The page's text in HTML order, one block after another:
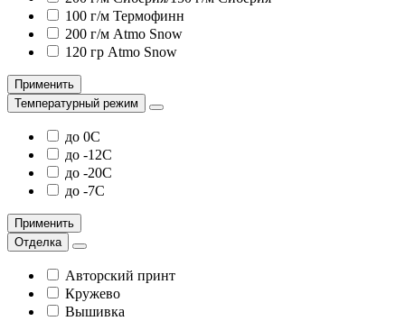
100 г/м Термофинн
200 г/м Atmo Snow
120 гр Atmo Snow
Применить
Температурный режим
до 0С
до -12С
до -20С
до -7С
Применить
Отделка
Авторский принт
Кружево
Вышивка